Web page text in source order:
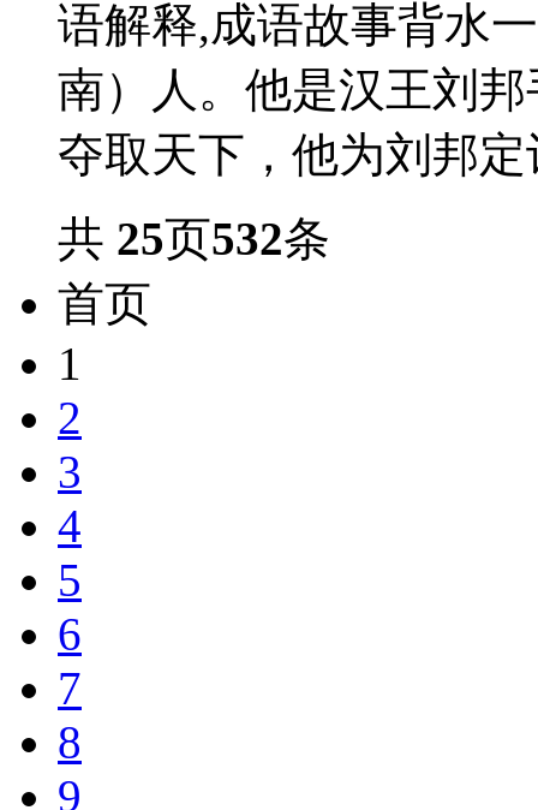
语解释,成语故事背水
南）人。他是汉王刘
夺取天下，他为刘邦
共 25页532条
首页
1
2
3
4
5
6
7
8
9